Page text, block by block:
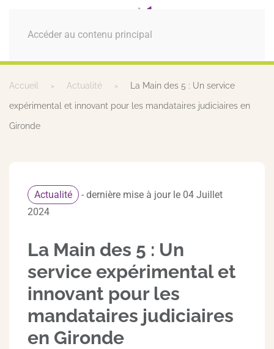
Accéder au contenu principal
MENU
Accueil Actualité La Main des 5 : Un service
expérimental et innovant pour les mandataires judiciaires en
Gironde
Actualité
- dernière mise à jour le 04 Juillet
2024
La Main des 5 : Un
service expérimental et
innovant pour les
mandataires judiciaires
en Gironde